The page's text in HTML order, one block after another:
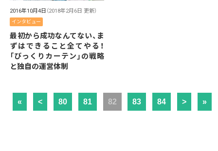
2016年10月4日 （2018年2月6日 更新）
インタビュー
最初から成功なんてない、ま
ずはできること全てやる！
「びっくりカーテン」の戦略
と独自の運営体制
« < 80 81 82 83 84 > »